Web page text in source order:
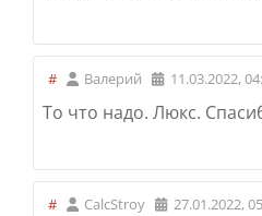
# Валерий 11.03.2022,
То что надо. Люкс.
# CalcStroy 27.01.2022,